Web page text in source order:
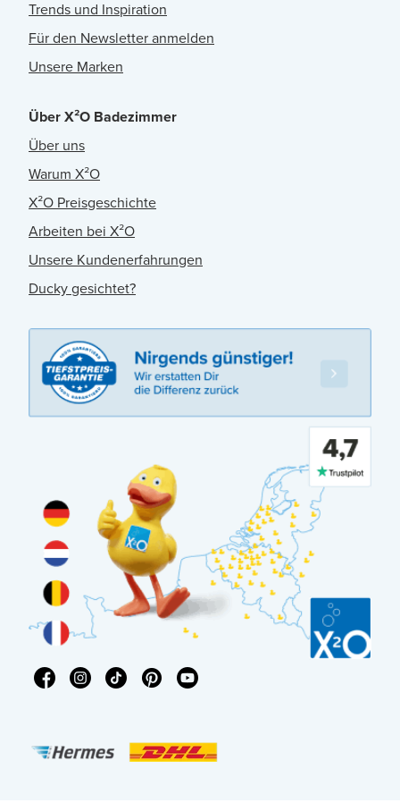
Trends und Inspiration
Für den Newsletter anmelden
Unsere Marken
Über X²O Badezimmer
Über uns
Warum X²O
X²O Preisgeschichte
Arbeiten bei X²O
Unsere Kundenerfahrungen
Ducky gesichtet?